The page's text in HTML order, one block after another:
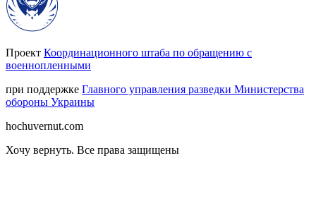
Проект Координационного штаба по обращению с
военнопленными
при поддержке Главного управления разведки Министерства
обороны Украины
hochuvernut.com
Хочу вернуть. Все права защищены